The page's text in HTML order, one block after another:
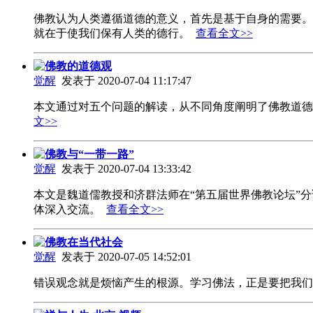
佛教认为人类遵循道德的意义，首先是基于自身的需要
就在于使我们保有人类的德行。 查看全文>>
佛教的道德观
觉醒 发表于 2020-07-04 11:17:47
本文通过对五个问题的解读，从不同角度阐明了佛教道
文>>
佛教与“一带一路”
觉醒 发表于 2020-07-04 13:33:42
本文是魏道儒教授和济群法师在“第五届世界佛教论坛”
体深入交流。 查看全文>>
佛教在当代社会
觉醒 发表于 2020-07-05 14:52:01
错误观念就是烦恼产生的根源。学习佛法，正是要把我